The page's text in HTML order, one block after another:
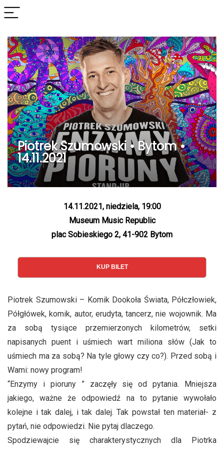
Piotrek Szumowski • Bytom •
14.11.2021
14.11.2021, niedziela, 19:00
Museum Music Republic
plac Sobieskiego 2, 41-902 Bytom
KUP BILET
Piotrek Szumowski – Komik Dookoła Świata, Półczłowiek,
Półgłówek, komik, autor, erudyta, tancerz, nie wojownik. Ma
za sobą tysiące przemierzonych kilometrów, setki
napisanych puent i uśmiech wart miliona słów (Jak to
uśmiech ma za sobą? Na tyle głowy czy co?). Przed sobą i
Wami: nowy program!
“Enzymy i pioruny ” zaczęły się od pytania. Mniejsza
jakiego, ważne że odpowiedź na to pytanie wywołało
kolejne i tak dalej, i tak dalej. Tak powstał ten materiał- z
pytań, nie odpowiedzi. Nie pytaj dlaczego.
Spodziewajcie się charakterystycznych dla Piotrka